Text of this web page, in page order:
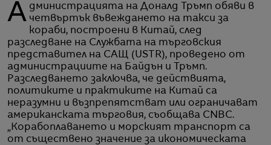
Администрацията на Доналд Тръмп обяви в четвъртък въвеждането на такси за
кораби, построени в Китай, след
разследване на Службата на търговския
представител на САЩ (USTR), проведено от
администрациите на Байдън и Тръмп.
Разследването заключва, че действията,
политиките и практиките на Китай са
неразумни и възпрепятстват или ограничават
американската търговия, съобщава CNBC.
„Корабоплаването и морският транспорт са
от съществено значение за икономическата